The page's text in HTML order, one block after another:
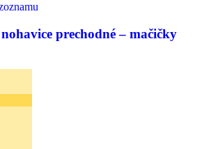
prechodné – mačičky